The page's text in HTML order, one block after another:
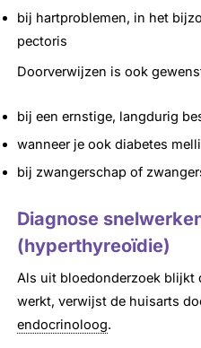
bij hartproblemen, in het
pectoris
Doorverwijzen is ook
bij een ernstige, langdurig
wanneer je ook diabetes
bij zwangerschap of
Diagnose
(hyperthyreoïdie)
Als uit bloedonderzoek blijkt
werkt, verwijst de huisarts
endocrinoloog.